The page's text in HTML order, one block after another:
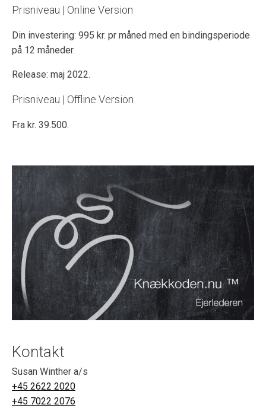
Prisniveau | Online Version
Din investering: 995 kr. pr måned med en bindingsperiode
på 12 måneder.
Release: maj 2022.
Prisniveau | Offline Version
Fra kr. 39.500.
Kontakt
Susan Winther a/s
+45 2622 2020
+45 7022 2076